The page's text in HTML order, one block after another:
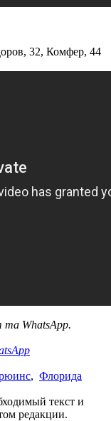
32, Комфер, 44
та WhatsApp.
, Флорида
текст и
редакции.